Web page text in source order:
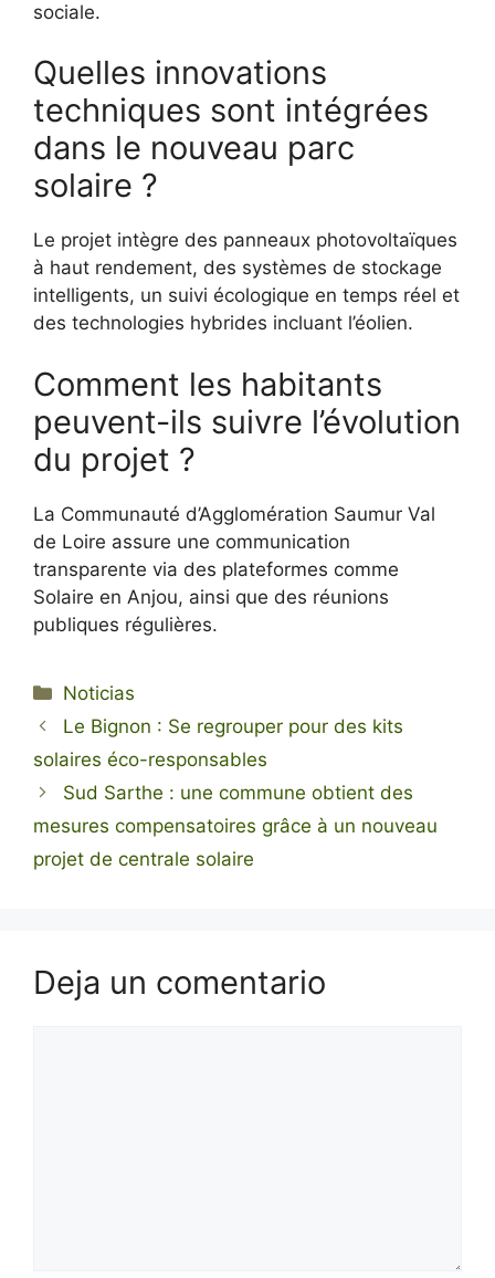
sociale.
Quelles innovations
techniques sont intégrées
dans le nouveau parc
solaire ?
Le projet intègre des panneaux photovoltaïques
à haut rendement, des systèmes de stockage
intelligents, un suivi écologique en temps réel et
des technologies hybrides incluant l’éolien.
Comment les habitants
peuvent-ils suivre l’évolution
du projet ?
La Communauté d’Agglomération Saumur Val
de Loire assure une communication
transparente via des plateformes comme
Solaire en Anjou, ainsi que des réunions
publiques régulières.
Categorías
Noticias
Le Bignon : Se regrouper pour des kits
solaires éco-responsables
Sud Sarthe : une commune obtient des
mesures compensatoires grâce à un nouveau
projet de centrale solaire
Deja un comentario